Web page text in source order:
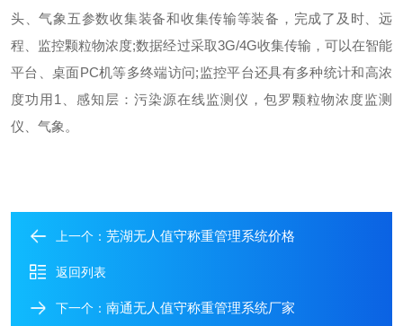
头、气象五参数收集装备和收集传输等装备，完成了及时、远
程、监控颗粒物浓度;数据经过采取3G/4G收集传输，可以在智能
平台、桌面PC机等多终端访问;监控平台还具有多种统计和高浓
度功用1、感知层：污染源在线监测仪，包罗颗粒物浓度监测
仪、气象。
上一个： 芜湖无人值守称重管理系统价格
返回列表
下一个： 南通无人值守称重管理系统厂家